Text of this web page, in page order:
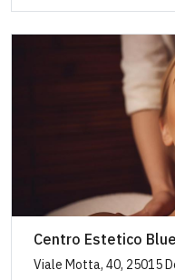
Centro Estetico
Viale Motta, 40, 25015